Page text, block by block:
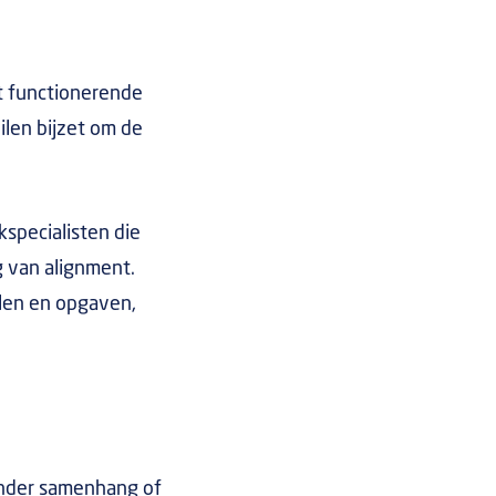
functionerende
bijzet om de
die
alignment.
en opgaven,
samenhang of